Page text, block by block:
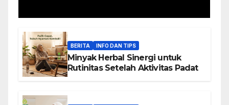
BERITA INFO DAN TIPS
Minyak Herbal Sinergi untuk
Rutinitas Setelah Aktivitas Padat